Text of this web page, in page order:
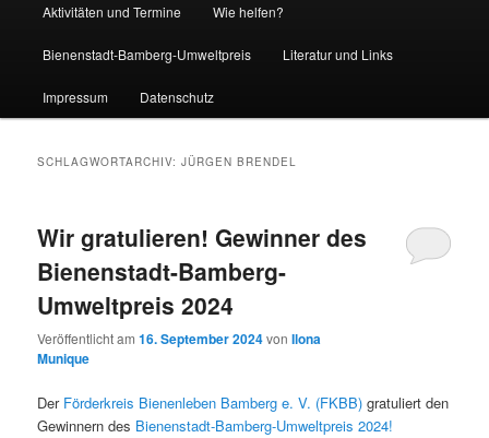
Aktivitäten und Termine Wie helfen?
Bienenstadt-Bamberg-Umweltpreis Literatur und Links
Impressum Datenschutz
SCHLAGWORTARCHIV:JÜRGEN BRENDEL
Wir gratulieren! Gewinner des
Bienenstadt-Bamberg-
Umweltpreis 2024
Veröffentlicht am16. September 2024vonIlona
Munique
Der Förderkreis Bienenleben Bamberg e. V. (FKBB) gratuliert den
Gewinnern des Bienenstadt-Bamberg-Umweltpreis 2024!